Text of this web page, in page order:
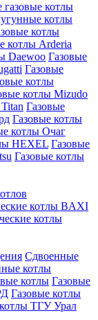
котлы
котлы
котлы
котлы Arderia
Daewoo Газовые
Газовые
котлы
котлы Mizudo
Газовые
Газовые котлы
котлы Очаг
HEXEL Газовые
Газовые котлы
котлы BAXI
котлы
Сдвоенные
котлы
котлы Газовые
Газовые котлы
ТГУ Урал